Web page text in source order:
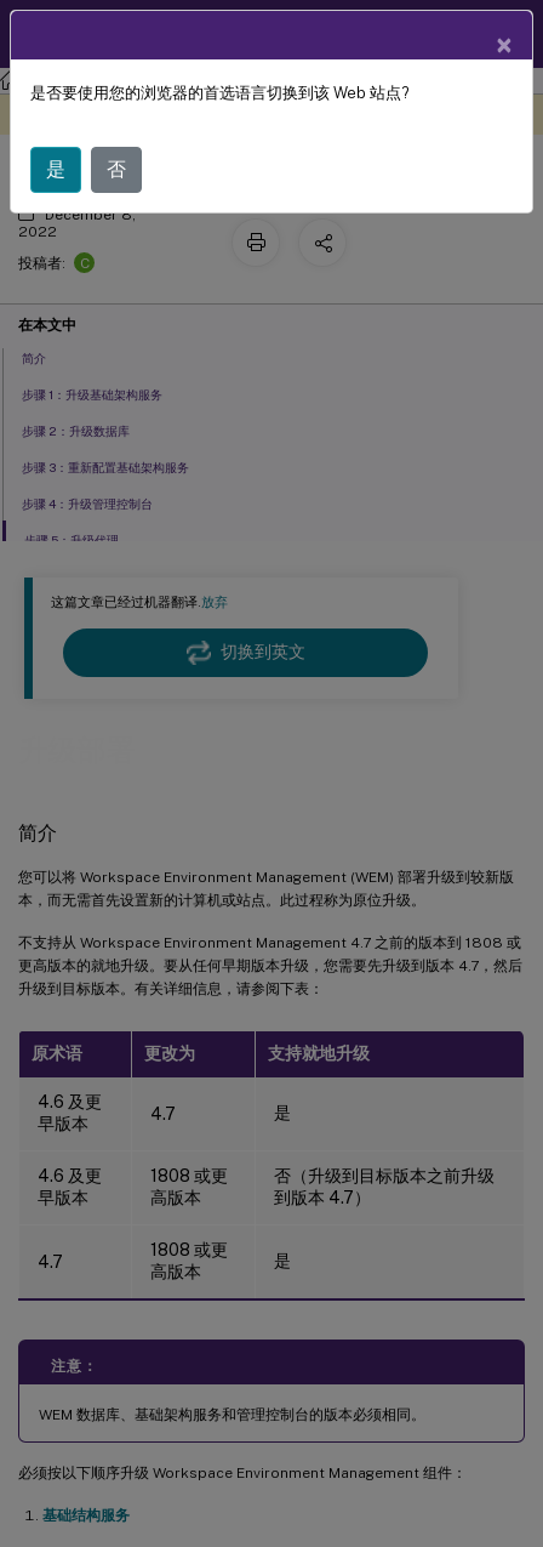
工作区环境管理 Workspace Environment Management 2106
这篇文章已经过机器翻译.放弃
切换到英文
简介
您可以将 Workspace Environment Management (WEM) 部署升级到较新版
本，而无需首先设置新的计算机或站点。此过程称为原位升级。
不支持从 Workspace Environment Management 4.7 之前的版本到 1808 或
更高版本的就地升级。要从任何早期版本升级，您需要先升级到版本 4.7，然后
升级到目标版本。有关详细信息，请参阅下表：
原术语 更改为 支持就地升级
4.6 及更
早版本
4.7 是
4.6 及更
早版本
1808 或更
高版本
否（升级到目标版本之前升级
到版本 4.7）
4.7
1808 或更
高版本
是
注意：
WEM 数据库、基础架构服务和管理控制台的版本必须相同。
必须按以下顺序升级 Workspace Environment Management 组件：
基础结构服务
升级部署
December 8,
2022
投稿者:
C
在本文中
简介
步骤 1：升级基础架构服务
步骤 2：升级数据库
步骤 3：重新配置基础架构服务
步骤 4：升级管理控制台
步骤 5：升级代理
×
是否要使用您的浏览器的首选语言切换到该 Web 站点?
是 否